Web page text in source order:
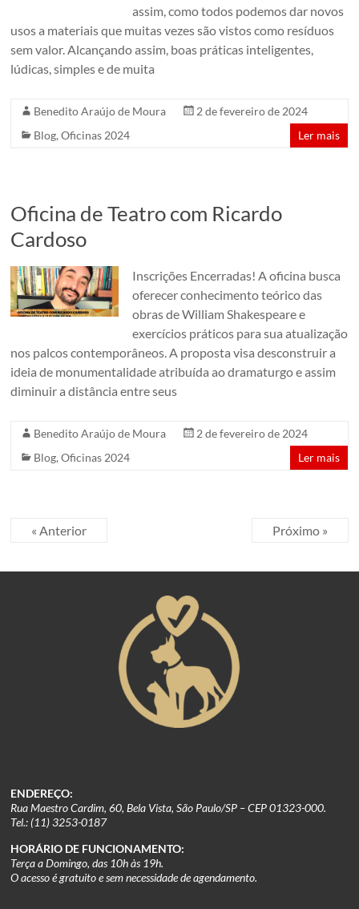
assim, como todos podemos dar novos
usos a materiais que muitas vezes são vistos como resíduos
sem valor. Alcançando assim, boas práticas inteligentes,
lúdicas, simples e de muita
Benedito Araújo de Moura
2 de fevereiro de 2024
Blog,Oficinas 2024 Ler mais
Oficina de Teatro com Ricardo
Cardoso
Inscrições Encerradas! A oficina busca
oferecer conhecimento teórico das
obras de William Shakespeare e
exercícios práticos para sua atualização
nos palcos contemporâneos. A proposta visa desconstruir a
ideia de monumentalidade atribuída ao dramaturgo e assim
diminuir a distância entre seus
Benedito Araújo de Moura
2 de fevereiro de 2024
Blog,Oficinas 2024 Ler mais
« Anterior Próximo »
ENDEREÇO:
Rua Maestro Cardim, 60, Bela Vista, São Paulo/SP – CEP 01323-000.
Tel.: (11) 3253-0187
HORÁRIO DE FUNCIONAMENTO:
Terça a Domingo, das 10h às 19h.
O acesso é gratuito e sem necessidade de agendamento.